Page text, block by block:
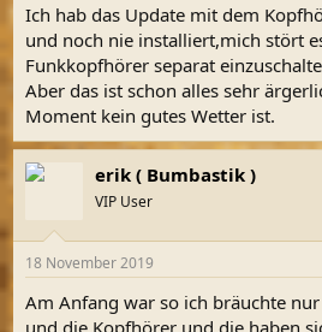
Ich hab das Update mit dem
und noch nie installiert,mich stört
Funkkopfhörer separat
Aber das ist schon alles sehr
Moment kein gutes Wetter ist.
erik ( Bumbastik )
VIP User
18 November 2019
Am Anfang war so ich bräuchte
und die Kopfhörer und die haben